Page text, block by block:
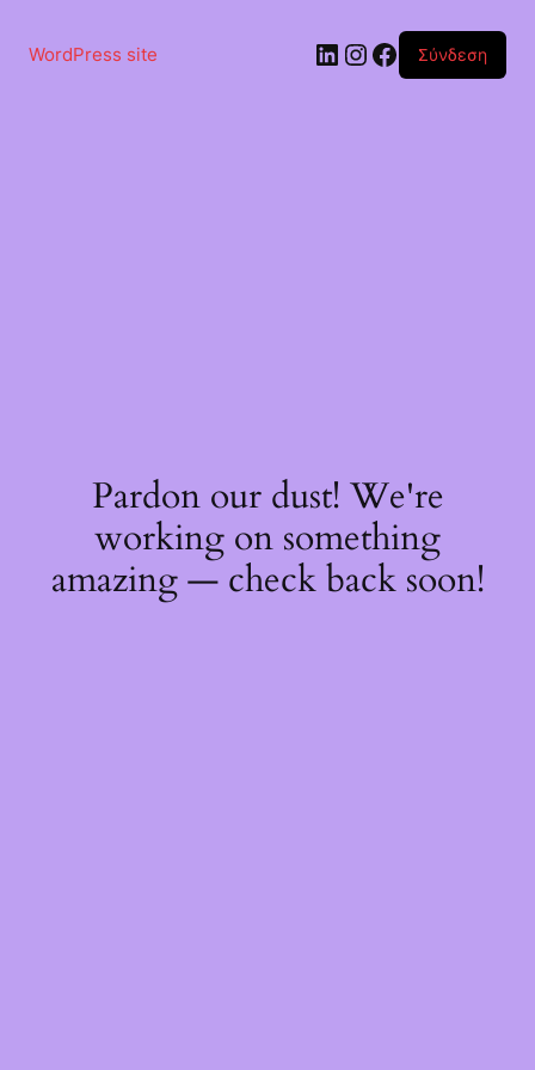
περιεχόμενο
WordPress site Linkedin
Instagram
Facebook
Σύνδεση
Pardon our dust! We're
working on something
amazing — check back soon!